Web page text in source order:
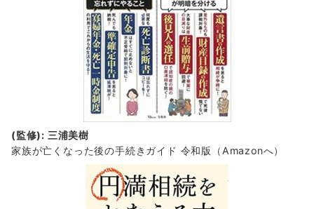
(監修): 三浦美樹
家族が亡くなった後の手続きガイド 令和版（Amazonへ）